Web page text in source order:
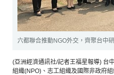
六都聯合推動NGO外交，齊聚台中
(亞洲經濟通訊社/記者王福星報導) 台
組織(NPO)、志工組織及國際非政府